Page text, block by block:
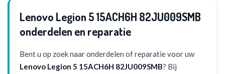
Lenovo Legion 5 15ACH6H 82JU009SMB
onderdelen en reparatie
Bent u op zoek naar onderdelen of reparatie voor uw
Lenovo Legion 5 15ACH6H 82JU009SMB? Bij